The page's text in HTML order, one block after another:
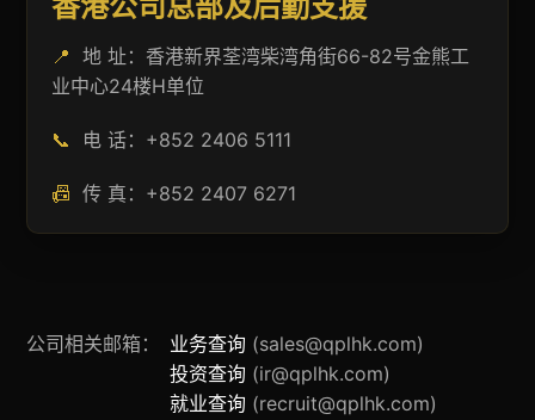
📍
地 址：香港新界荃湾柴湾角街66-82号金熊工
业中心24楼H单位
📞 电 话：+852 2406 5111
📠 传 真：+852 2407 6271
公司相关邮箱： 业务查询 (sales@qplhk.com)
投资查询 (ir@qplhk.com)
就业查询 (recruit@qplhk.com)